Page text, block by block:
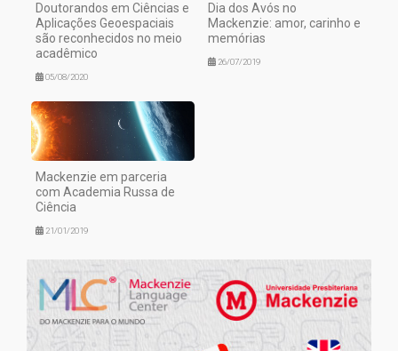
Doutorandos em Ciências e
Aplicações Geoespaciais
são reconhecidos no meio
acadêmico
05/08/2020
Dia dos Avós no
Mackenzie: amor, carinho e
memórias
26/07/2019
Mackenzie em parceria
com Academia Russa de
Ciência
21/01/2019